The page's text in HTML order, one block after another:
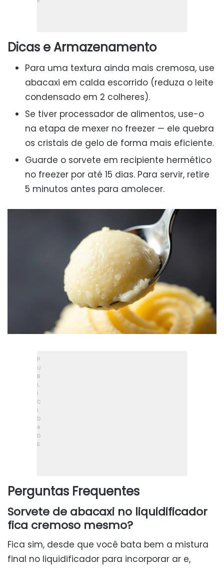
Dicas e Armazenamento
Para uma textura ainda mais cremosa, use
abacaxi em calda escorrido (reduza o leite
condensado em 2 colheres).
Se tiver processador de alimentos, use-o
na etapa de mexer no freezer — ele quebra
os cristais de gelo de forma mais eficiente.
Guarde o sorvete em recipiente hermético
no freezer por até 15 dias. Para servir, retire
5 minutos antes para amolecer.
Perguntas Frequentes
Sorvete de abacaxi no liquidificador
fica cremoso mesmo?
Fica sim, desde que você bata bem a mistura
final no liquidificador para incorporar ar e,